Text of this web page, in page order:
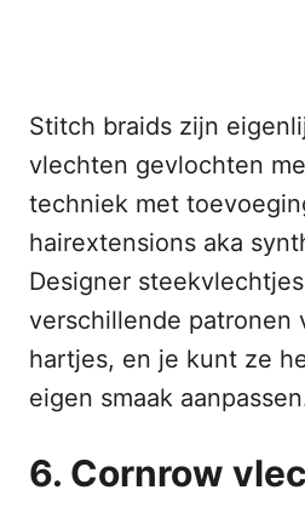
Stitch braids zijn
vlechten gevlochten
techniek met
hairextensions aka
Designer
verschillende patronen
hartjes, en je kunt ze
eigen smaak
6. Cornrow